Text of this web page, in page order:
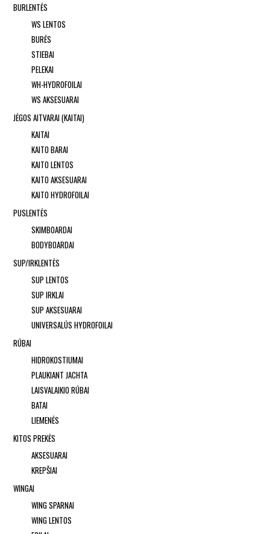
BURLENTĖS
WS LENTOS
BURĖS
STIEBAI
PELEKAI
WH-HYDROFOILAI
WS AKSESUARAI
JĖGOS AITVARAI (KAITAI)
KAITAI
KAITO BARAI
KAITO LENTOS
KAITO AKSESUARAI
KAITO HYDROFOILAI
PUSLENTĖS
SKIMBOARDAI
BODYBOARDAI
SUP/IRKLENTĖS
SUP LENTOS
SUP IRKLAI
SUP AKSESUARAI
UNIVERSALŪS HYDROFOILAI
RŪBAI
HIDROKOSTIUMAI
PLAUKIANT JACHTA
LAISVALAIKIO RŪBAI
BATAI
LIEMENĖS
KITOS PREKĖS
AKSESUARAI
KREPŠIAI
WINGAI
WING SPARNAI
WING LENTOS